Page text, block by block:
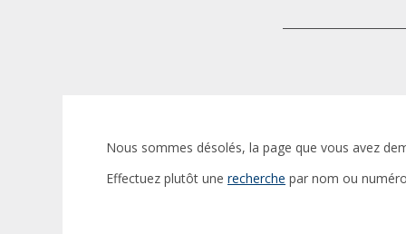
Nous sommes désolés, la page que vous avez
Effectuez plutôt une recherche par nom ou